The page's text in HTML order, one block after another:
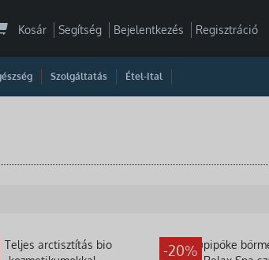
Kosár Segítség Bejelentkezés Regisztráció
Szolgáltatás Étel-Ital
-20%